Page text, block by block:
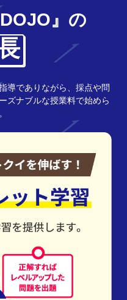
』の
導でありながら、採点や問
ズナブルな授業料で始めら